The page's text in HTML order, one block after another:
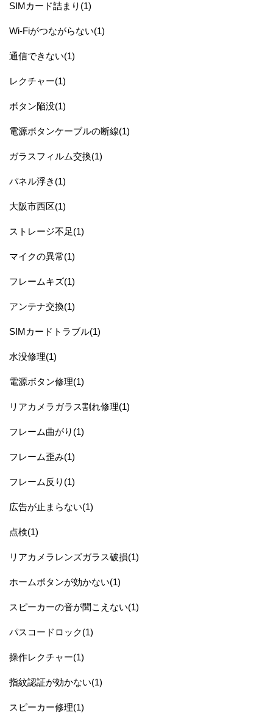
SIMカード詰まり(1)
Wi-Fiがつながらない(1)
通信できない(1)
レクチャー(1)
ボタン陥没(1)
電源ボタンケーブルの断線(1)
ガラスフィルム交換(1)
パネル浮き(1)
大阪市西区(1)
ストレージ不足(1)
マイクの異常(1)
フレームキズ(1)
アンテナ交換(1)
SIMカードトラブル(1)
水没修理(1)
電源ボタン修理(1)
リアカメラガラス割れ修理(1)
フレーム曲がり(1)
フレーム歪み(1)
フレーム反り(1)
広告が止まらない(1)
点検(1)
リアカメラレンズガラス破損(1)
ホームボタンが効かない(1)
スピーカーの音が聞こえない(1)
パスコードロック(1)
操作レクチャー(1)
指紋認証が効かない(1)
スピーカー修理(1)